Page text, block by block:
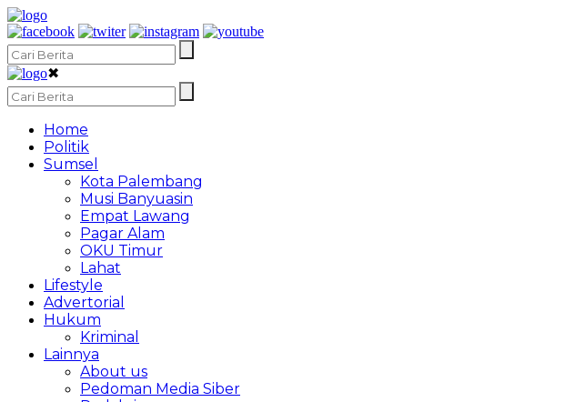
✖
Home
Politik
Sumsel
Kota Palembang
Musi Banyuasin
Empat Lawang
Pagar Alam
OKU Timur
Lahat
Lifestyle
Advertorial
Hukum
Kriminal
Lainnya
About us
Pedoman Media Siber